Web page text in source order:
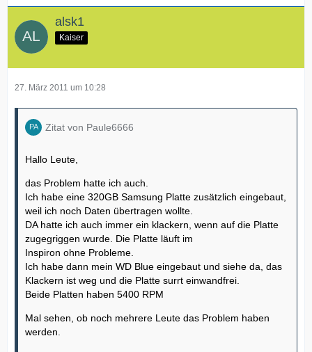
alsk1
Kaiser
27. März 2011 um 10:28
Zitat von Paule6666
Hallo Leute,
das Problem hatte ich auch.
Ich habe eine 320GB Samsung Platte zusätzlich eingebaut,
weil ich noch Daten übertragen wollte.
DA hatte ich auch immer ein klackern, wenn auf die Platte
zugegriggen wurde. Die Platte läuft im
Inspiron ohne Probleme.
Ich habe dann mein WD Blue eingebaut und siehe da, das
Klackern ist weg und die Platte surrt einwandfrei.
Beide Platten haben 5400 RPM
Mal sehen, ob noch mehrere Leute das Problem haben
werden.